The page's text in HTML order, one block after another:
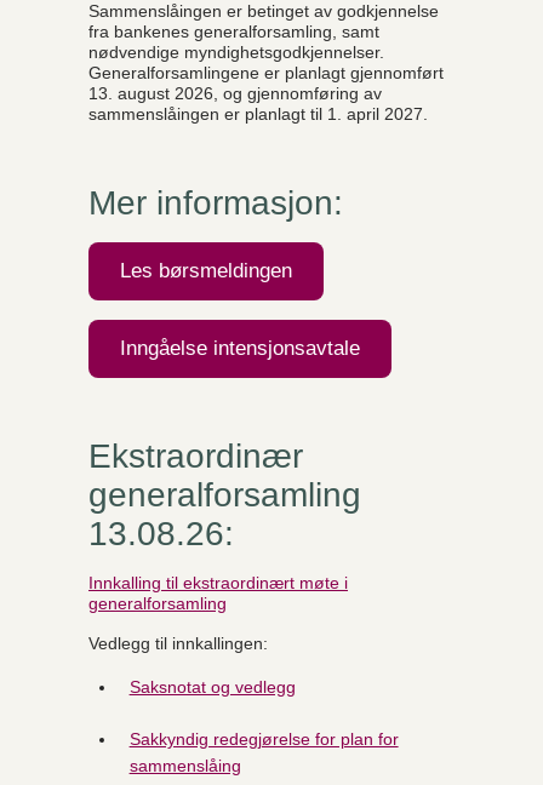
Sammenslåingen er betinget av godkjennelse
fra bankenes generalforsamling, samt
nødvendige myndighetsgodkjennelser.
Generalforsamlingene er planlagt gjennomført
13. august 2026, og gjennomføring av
sammenslåingen er planlagt til 1. april 2027.
Mer informasjon:
Les børsmeldingen
Inngåelse intensjonsavtale
Ekstraordinær
generalforsamling
13.08.26:
Innkalling til ekstraordinært møte i
generalforsamling
Vedlegg til innkallingen:
Saksnotat og vedlegg
Sakkyndig redegjørelse for plan for
sammenslåing